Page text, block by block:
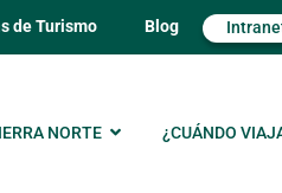
de Turismo Blog
NORTE ¿CUÁNDO